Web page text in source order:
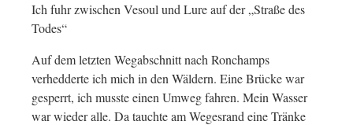
Ich fuhr zwischen Vesoul und Lure auf der „Straße des
Todes“
Auf dem letzten Wegabschnitt nach Ronchamps
verhedderte ich mich in den Wäldern. Eine Brücke war
gesperrt, ich musste einen Umweg fahren. Mein Wasser
war wieder alle. Da tauchte am Wegesrand eine Tränke